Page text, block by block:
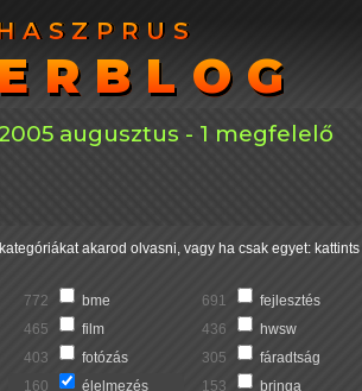
augusztus - 1 megfelelő
akarod olvasni, vagy ha csak egyet: kattints
772 bme 691
fejlesztés
465 film 436
hwsw
403 fotózás 305
fáradtság
160 élelmezés 153
bringa